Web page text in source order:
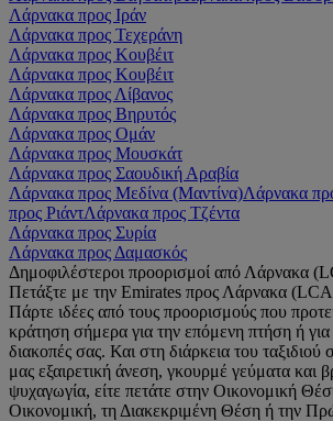
Λάρνακα προς Ιράν
Λάρνακα προς Τεχεράνη
Λάρνακα προς Κουβέιτ
Λάρνακα προς Κουβέιτ
Λάρνακα προς Λίβανος
Λάρνακα προς Βηρυτός
Λάρνακα προς Ομάν
Λάρνακα προς Μουσκάτ
Λάρνακα προς Σαουδική Αραβία
Λάρνακα προς Μεδίνα (Μαντίνα)Λάρνακα
προς ΡιάντΛάρνακα προς Τζέντα
Λάρνακα προς Συρία
Λάρνακα προς Δαμασκός
Δημοφιλέστεροι προορισμοί από Λάρνακα
Πετάξτε με την Emirates προς Λάρνακα
Πάρτε ιδέες από τους προορισμούς που
κράτηση σήμερα για την επόμενη πτήση ή για
διακοπές σας. Και στη διάρκεια του ταξιδιού
μας εξαιρετική άνεση, γκουρμέ γεύματα και
ψυχαγωγία, είτε πετάτε στην Οικονομική
Οικονομική, τη Διακεκριμένη Θέση ή την